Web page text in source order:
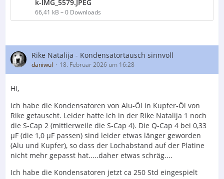
k-IMG_5579.JPEG
66,41 kB – 0 Downloads
Rike Natalija - Kondensatortausch sinnvoll
daniwul 18. Februar 2026 um 16:28
Hi,
ich habe die Kondensatoren von Alu-Öl in Kupfer-Öl von
Rike getauscht. Leider hatte ich in der Rike Natalija 1 noch
die S-Cap 2 (mittlerweile die S-Cap 4). Die Q-Cap 4 bei 0,33
µF (die 1,0 µF passen) sind leider etwas länger geworden
(Alu und Kupfer), so dass der Lochabstand auf der Platine
nicht mehr gepasst hat.....daher etwas schräg....
Ich habe die Kondensatoren jetzt ca 250 Std eingespielt